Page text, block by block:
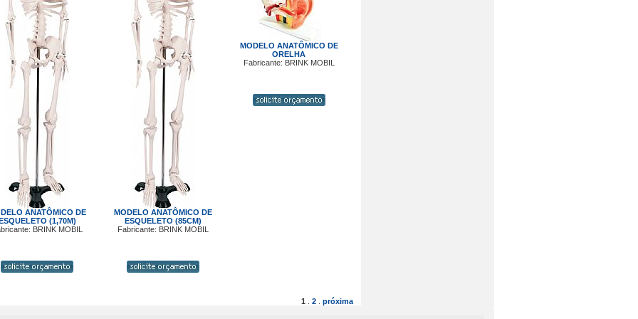
ANATÔMICO DE
(1,70M)
BRINK MOBIL
MODELO ANATÔMICO DE
ESQUELETO (85CM)
Fabricante: BRINK MOBIL
MODELO ANATÔMICO DE
ORELHA
Fabricante: BRINK MOBIL
1 2 próxima